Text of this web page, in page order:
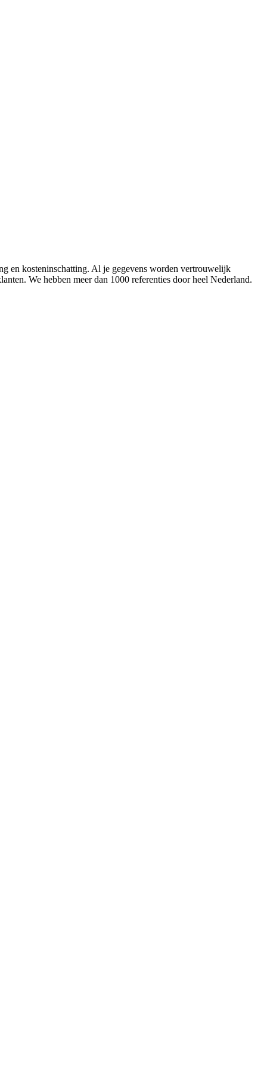
en kosteninschatting. Al je gegevens worden vertrouwelijk
We hebben meer dan 1000 referenties door heel Nederland.